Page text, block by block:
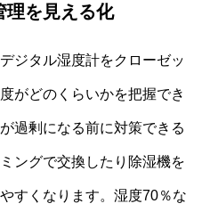
理を見える化
ジタル湿度計をクローゼッ
がどのくらいかを把握でき
過剰になる前に対策できる
ングで交換したり除湿機を
すくなります。湿度70％な